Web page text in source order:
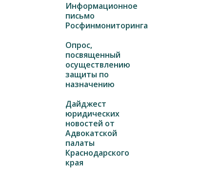
Информационное
письмо
Росфинмониторинга
Опрос,
посвященный
осуществлению
защиты по
назначению
Дайджест
юридических
новостей от
Адвокатской
палаты
Краснодарского
края